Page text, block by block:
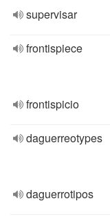
supervisar
frontispiece
frontispicio
daguerreotypes
daguerrotipos